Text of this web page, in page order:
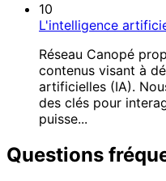
10
L'intelligence
Réseau Canopé
contenus visant à
artificielles (IA).
des clés pour
puisse...
Questions